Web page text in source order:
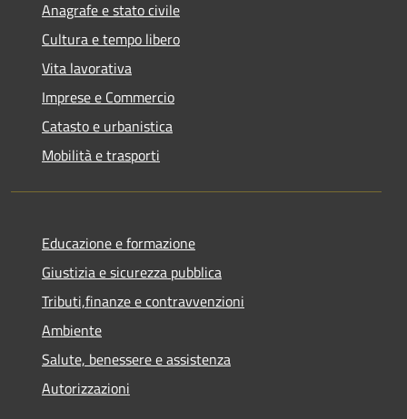
Anagrafe e stato civile
Cultura e tempo libero
Vita lavorativa
Imprese e Commercio
Catasto e urbanistica
Mobilità e trasporti
Educazione e formazione
Giustizia e sicurezza pubblica
Tributi,finanze e contravvenzioni
Ambiente
Salute, benessere e assistenza
Autorizzazioni